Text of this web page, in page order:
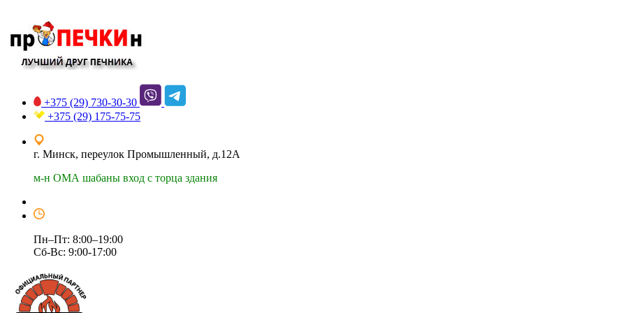
+375 (29) 730-30-30
+375 (29) 175-75-75
г. Минск, переулок Промышленный, д.12А
м-н ОМА шабаны вход с торца здания
Пн–Пт: 8:00–19:00
Сб-Вс: 9:00-17:00